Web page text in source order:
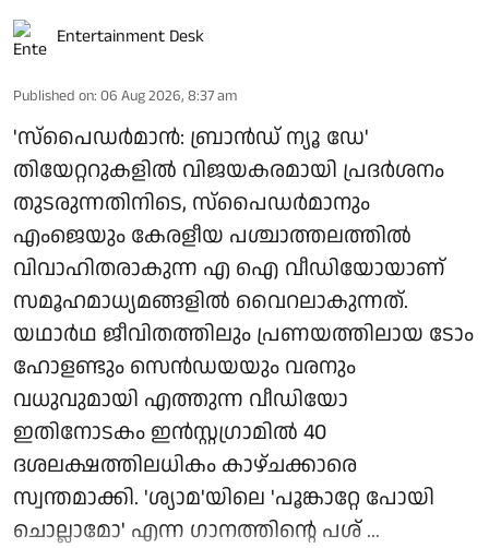
Entertainment Desk
Published on: 06 Aug 2026, 8:37 am
'സ്‌പൈഡർമാൻ: ബ്രാൻഡ് ന്യൂ ഡേ'
തിയേറ്ററുകളിൽ വിജയകരമായി പ്രദർശനം
തുടരുന്നതിനിടെ, സ്പൈഡർമാനും
എംജെയും കേരളീയ പശ്ചാത്തലത്തിൽ
വിവാഹിതരാകുന്ന എ ഐ വീഡിയോയാണ്
സമൂഹമാധ്യമങ്ങളിൽ വൈറലാകുന്നത്.
യഥാർഥ ജീവിതത്തിലും പ്രണയത്തിലായ ടോം
ഹോളണ്ടും സെൻഡയയും വരനും
വധുവുമായി എത്തുന്ന വീഡിയോ
ഇതിനോടകം ഇൻസ്റ്റഗ്രാമിൽ 40
ദശലക്ഷത്തിലധികം കാഴ്ചക്കാരെ
സ്വന്തമാക്കി. 'ശ്യാമ'യിലെ 'പൂങ്കാറ്റേ പോയി
ചൊല്ലാമോ' എന്ന ഗാനത്തിന്റെ പശ് ...